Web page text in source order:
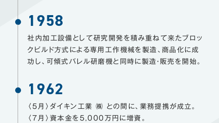
1958
社内加工設備として研究開発を積み重ねて来たブロッ
クビルド方式による専用工作機械を製造、 商品化に成
功し、可傾式バレル研磨機と同時に製造・販売を開始。
1962
〈5月〉ダイキン工業 ㈱ との間に、業務提携が成立。
〈7月〉資本金を5,000万円に増資。